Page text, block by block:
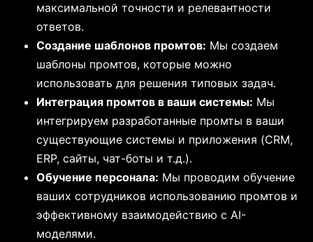
максимальной точности и релевантности
ответов.
Создание шаблонов промтов: Мы создаем
шаблоны промтов, которые можно
использовать для решения типовых задач.
Интеграция промтов в ваши системы: Мы
интегрируем разработанные промты в ваши
существующие системы и приложения (CRM,
ERP, сайты, чат-боты и т.д.).
Обучение персонала: Мы проводим обучение
ваших сотрудников использованию промтов и
эффективному взаимодействию с AI-
моделями.